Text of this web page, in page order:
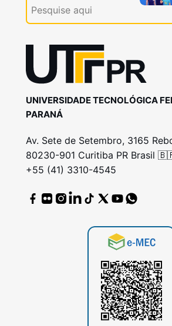
UNIVERSIDADE TECNOLÓGICA
PARANÁ
Av. Sete de Setembro, 3165
80230-901 Curitiba PR Brasil
+55 (41) 3310-4545